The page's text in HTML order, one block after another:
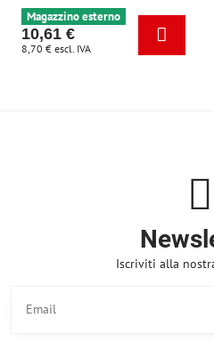
Magazzino esterno
10,61 €
8,70 € escl. IVA
Iscriviti alla